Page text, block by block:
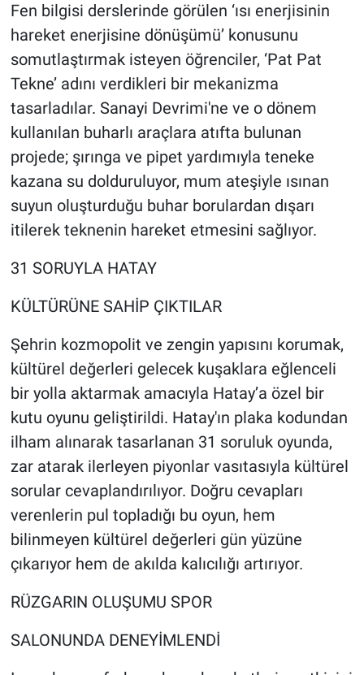
Fen bilgisi derslerinde görülen ‘ısı enerjisinin
hareket enerjisine dönüşümü’ konusunu
somutlaştırmak isteyen öğrenciler, ‘Pat Pat
Tekne’ adını verdikleri bir mekanizma
tasarladılar. Sanayi Devrimi'ne ve o dönem
kullanılan buharlı araçlara atıfta bulunan
projede; şırınga ve pipet yardımıyla teneke
kazana su dolduruluyor, mum ateşiyle ısınan
suyun oluşturduğu buhar borulardan dışarı
itilerek teknenin hareket etmesini sağlıyor.
31 SORUYLA HATAY
KÜLTÜRÜNE SAHİP ÇIKTILAR
Şehrin kozmopolit ve zengin yapısını korumak,
kültürel değerleri gelecek kuşaklara eğlenceli
bir yolla aktarmak amacıyla Hatay’a özel bir
kutu oyunu geliştirildi. Hatay'ın plaka kodundan
ilham alınarak tasarlanan 31 soruluk oyunda,
zar atarak ilerleyen piyonlar vasıtasıyla kültürel
sorular cevaplandırılıyor. Doğru cevapları
verenlerin pul topladığı bu oyun, hem
bilinmeyen kültürel değerleri gün yüzüne
çıkarıyor hem de akılda kalıcılığı artırıyor.
RÜZGARIN OLUŞUMU SPOR
SALONUNDA DENEYİMLENDİ